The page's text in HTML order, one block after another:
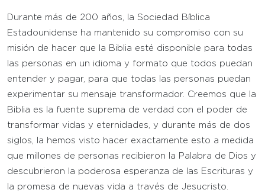
Durante más de 200 años, la Sociedad Bíblica
Estadounidense ha mantenido su compromiso con su
misión de hacer que la Biblia esté disponible para todas
las personas en un idioma y formato que todos puedan
entender y pagar, para que todas las personas puedan
experimentar su mensaje transformador. Creemos que la
Biblia es la fuente suprema de verdad con el poder de
transformar vidas y eternidades, y durante más de dos
siglos, la hemos visto hacer exactamente esto a medida
que millones de personas recibieron la Palabra de Dios y
descubrieron la poderosa esperanza de las Escrituras y
la promesa de nuevas vida a través de Jesucristo.